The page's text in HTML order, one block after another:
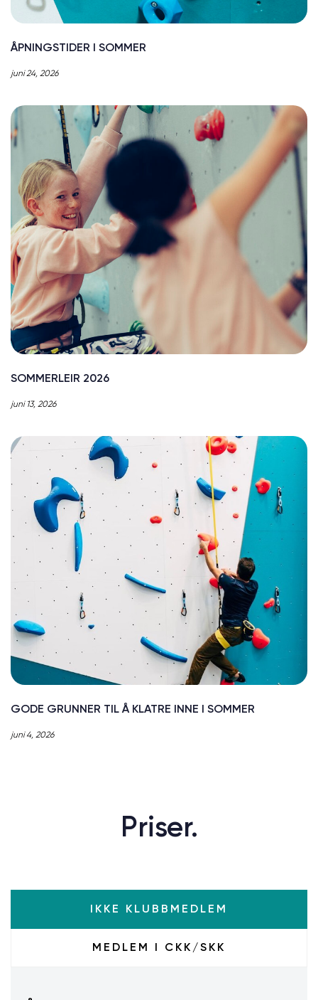
ÅPNINGSTIDER I SOMMER
juni 24, 2026
SOMMERLEIR 2026
juni 13, 2026
GODE GRUNNER TIL Å KLATRE INNE I SOMMER
juni 4, 2026
Priser.
IKKE KLUBBMEDLEM
MEDLEM I CKK/SKK